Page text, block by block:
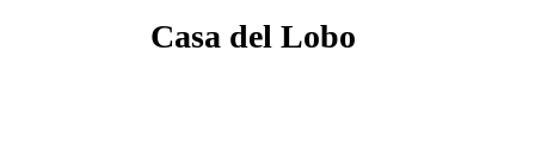
Casa del Lobo